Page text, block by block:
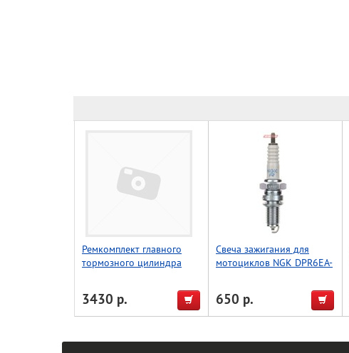
Ремкомплект главного
тормозного цилиндра
3430 р.
Свеча зажигания для
мотоциклов NGK DPR6EA-
650 р.